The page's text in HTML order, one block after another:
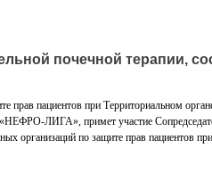
почечной терапии,
прав пациентов при Территориальном
ЛИГА», примет участие
организаций по защите прав пациентов